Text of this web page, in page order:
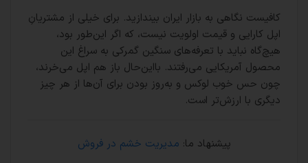
کافیست نگاهی به بازار ایران بیندازید. برای خیلی از مشتریانِ
اپل کارایی و قیمت اولویت نیست، که اگر این‌طور بود،
هیچ‌گاه نباید با تعرفه‌های سنگین گمرکی به سراغ این
محصول آمریکایی می‌رفتند. بااین‌حال باز هم اپل می‌خرند،
چون حس خوب لوکس و به‌روز بودن برای آن‌ها از هر چیز
دیگری با ارزش‌تر است.
پیشنهاد ما: مدیریت خشم در فروش